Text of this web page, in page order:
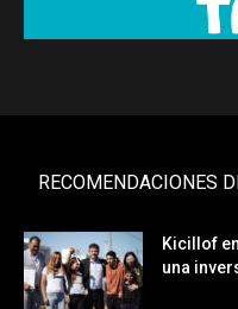
RECOMENDACIONES
Kicillof
una